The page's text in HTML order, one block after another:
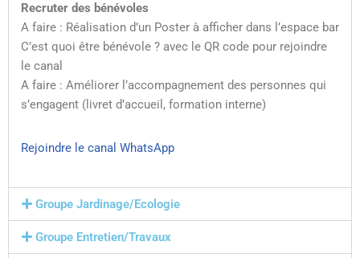
Recruter des bénévoles
A faire : Réalisation d’un Poster à afficher dans l’espace bar
C’est quoi être bénévole ? avec le QR code pour rejoindre
le canal
A faire : Améliorer l’accompagnement des personnes qui
s’engagent (livret d’accueil, formation interne)
Rejoindre le canal WhatsApp
Groupe Jardinage/Ecologie
Groupe Entretien/Travaux